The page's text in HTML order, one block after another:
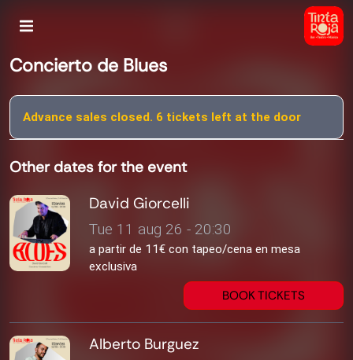
Concierto de Blues
Advance sales closed. 6 tickets left at the door
Other dates for the event
David Giorcelli
Tue 11 aug 26 - 20:30
a partir de 11€ con tapeo/cena en mesa
exclusiva
BOOK TICKETS
Alberto Burguez